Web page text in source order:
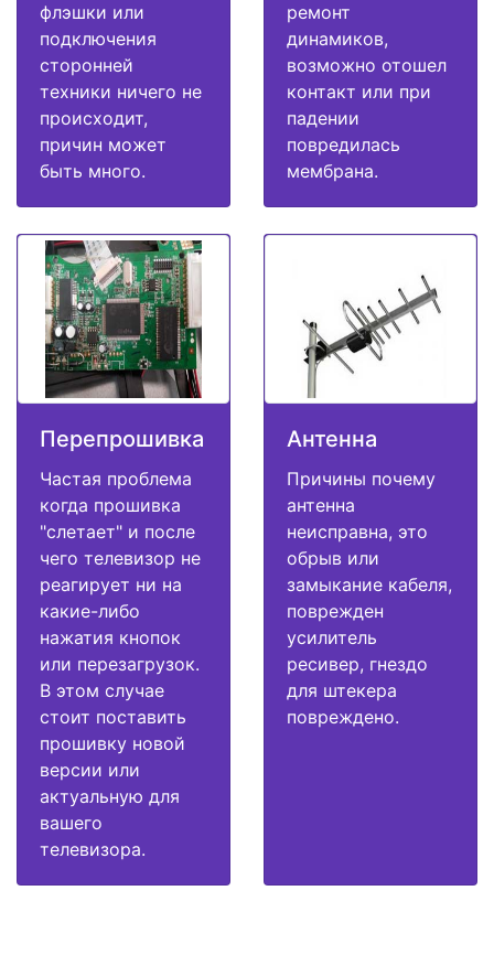
флэшки или
подключения
сторонней
техники ничего не
происходит,
причин может
быть много.
ремонт
динамиков,
возможно отошел
контакт или при
падении
повредилась
мембрана.
Перепрошивка
Частая проблема
когда прошивка
"слетает" и после
чего телевизор не
реагирует ни на
какие-либо
нажатия кнопок
или перезагрузок.
В этом случае
стоит поставить
прошивку новой
версии или
актуальную для
вашего
телевизора.
Антенна
Причины почему
антенна
неисправна, это
обрыв или
замыкание кабеля,
поврежден
усилитель
ресивер, гнездо
для штекера
повреждено.